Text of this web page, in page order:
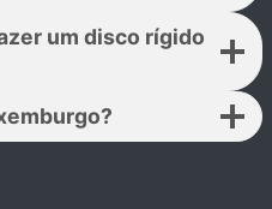
um disco rígido